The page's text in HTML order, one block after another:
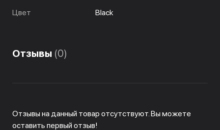
Цвет
Black
Отзывы (0)
Отзывы на данный товар отсутствуют. Вы можете
оставить первый отзыв!